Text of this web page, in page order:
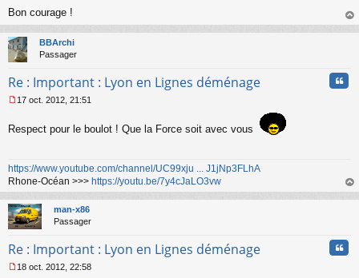
s
g
e
n
n
u
Bon courage !
au
BBArchi
Passager
Re : Important : Lyon en Lignes déménage
s
g
e
n
o
n
l
17 oct. 2012, 21:51
Respect pour le boulot ! Que la Force soit avec vous
https://www.youtube.com/channel/UC99xju ... J1jNp3FLhA
Rhone-Océan >>> https://youtu.be/7y4cJaLO3vw
au
man-x86
Passager
Re : Important : Lyon en Lignes déménage
18 oct. 2012, 22:58